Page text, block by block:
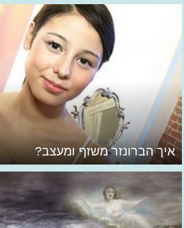
איך הברונזר משזף ומעצב?